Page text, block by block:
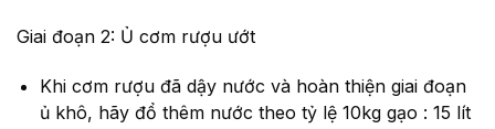
Giai đoạn 2: Ủ cơm rượu ướt
Khi cơm rượu đã dậy nước và hoàn thiện giai đoạn
ủ khô, hãy đổ thêm nước theo tỷ lệ 10kg gạo : 15 lít